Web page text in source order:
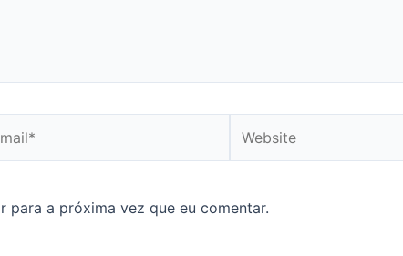
para a próxima vez que eu comentar.